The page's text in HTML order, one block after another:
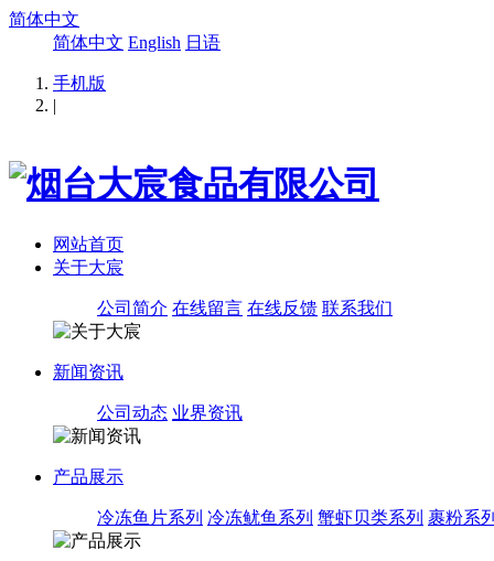
简体中文
简体中文 English 日语
手机版
|
网站首页
关于大宸
公司简介 在线留言 在线反馈 联系我们
新闻资讯
公司动态 业界资讯
产品展示
冷冻鱼片系列 冷冻鱿鱼系列 蟹虾贝类系列 裹粉系